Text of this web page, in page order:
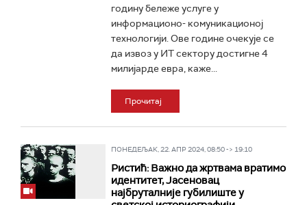
годину бележе услуге у
информационо- комуникационој
технологији. Ове године очекује се
да извоз у ИТ сектору достигне 4
милијарде евра, каже...
Прочитај
ПОНЕДЕЉАК, 22. АПР 2024, 08:50 -> 19:10
Ристић: Важно да жртвама вратимо
идентитет, Јасеновац
најбруталније губилиште у